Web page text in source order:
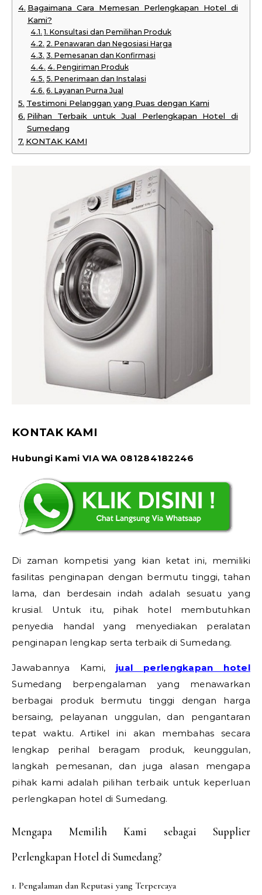
Bagaimana Cara Memesan Perlengkapan Hotel di
Kami?
1. Konsultasi dan Pemilihan Produk
2. Penawaran dan Negosiasi Harga
3. Pemesanan dan Konfirmasi
4. Pengiriman Produk
5. Penerimaan dan Instalasi
6. Layanan Purna Jual
Testimoni Pelanggan yang Puas dengan Kami
Pilihan Terbaik untuk Jual Perlengkapan Hotel di
Sumedang
KONTAK KAMI
KONTAK KAMI
Hubungi Kami VIA WA 081284182246
Di zaman kompetisi yang kian ketat ini, memiliki
fasilitas penginapan dengan bermutu tinggi, tahan
lama, dan berdesain indah adalah sesuatu yang
krusial. Untuk itu, pihak hotel membutuhkan
penyedia handal yang menyediakan peralatan
penginapan lengkap serta terbaik di Sumedang.
Jawabannya Kami, jual perlengkapan hotel
Sumedang berpengalaman yang menawarkan
berbagai produk bermutu tinggi dengan harga
bersaing, pelayanan unggulan, dan pengantaran
tepat waktu. Artikel ini akan membahas secara
lengkap perihal beragam produk, keunggulan,
langkah pemesanan, dan juga alasan mengapa
pihak kami adalah pilihan terbaik untuk keperluan
perlengkapan hotel di Sumedang.
Mengapa Memilih Kami sebagai Supplier
Perlengkapan Hotel di Sumedang?
1. Pengalaman dan Reputasi yang Terpercaya